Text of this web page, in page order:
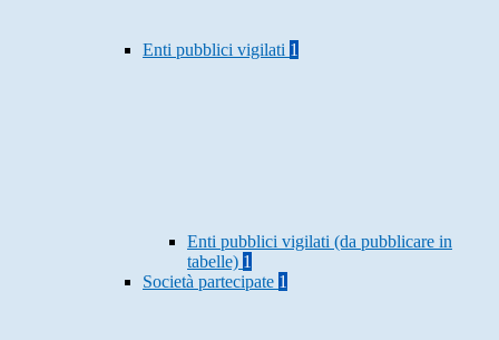
Enti pubblici vigilati 1
Enti pubblici vigilati (da pubblicare in
tabelle) 1
Società partecipate 1